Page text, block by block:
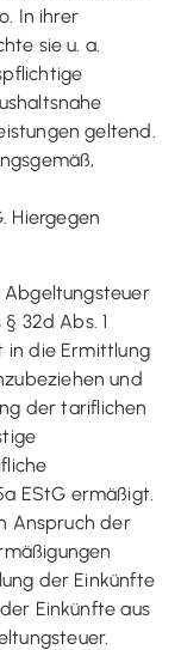
In ihrer
sie u. a.
geltend.
Hiergegen
Abgeltungsteuer
32d Abs. 1
in die Ermittlung
und
der tariflichen
EStG ermäßigt.
Anspruch der
der Einkünfte
Einkünfte aus